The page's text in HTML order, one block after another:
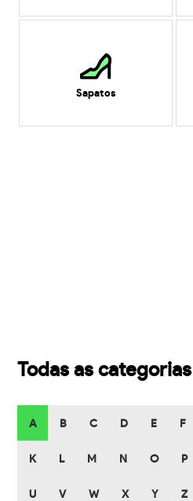
Sapatos
Todas as categorias
A B C D E F
K L M N O P
U V W X Y Z